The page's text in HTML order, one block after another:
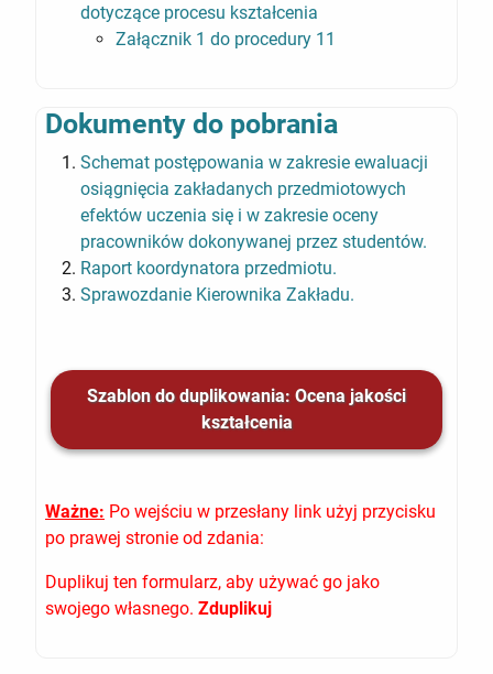
dotyczące procesu kształcenia
Załącznik 1 do procedury 11
Dokumenty do pobrania
Schemat postępowania w zakresie ewaluacji
osiągnięcia zakładanych przedmiotowych
efektów uczenia się i w zakresie oceny
pracowników dokonywanej przez studentów.
Raport koordynatora przedmiotu.
Sprawozdanie Kierownika Zakładu.
Szablon do duplikowania: Ocena jakości
kształcenia
Ważne: Po wejściu w przesłany link użyj przycisku
po prawej stronie od zdania:
Duplikuj ten formularz, aby używać go jako
swojego własnego. Zduplikuj